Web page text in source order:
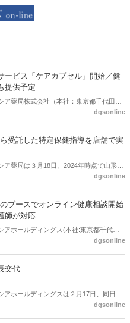
ービス「ケアカプセル」開始／健
提供予定
ア薬局株式会社（本社：東京都千代田
一氏）は、イオンタウン幕張西店におい
り試験的に開始しており、このほど本格
の検査や栄養相談などのほか、ケアマネ
も提供し、高齢者や介護が必要な方々の
整を行う予定という。
dgsonline
受託した特定保健指導を店舗で実
ア薬局は３月18日、2024年時点で山形県
島市、静岡県伊豆の国市、愛知県蒲郡
リリースした。
dgsonline
ブースでオンライン健康相談開始
師が対応
アホールディングス(本社:東京都千代田
氏）は２月19日から、グループのウエル
隔健康医療相談)サービスの提供を開始
社:東京都豊島区、理事長:弓野大氏)との
dgsonline
交代
アホールディングスは２月17日、同日開
社であるウエルシア薬局の代表者異動に
dgsonline